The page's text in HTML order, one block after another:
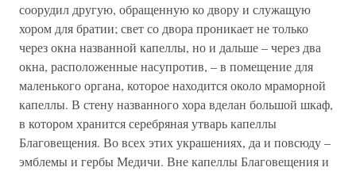
соорудил другую, обращенную ко двору и служащую
хором для братии; свет со двора проникает не только
через окна названной капеллы, но и дальше – через два
окна, расположенные насупротив, – в помещение для
маленького органа, которое находится около мраморной
капеллы. В стену названного хора вделан большой шкаф,
в котором хранится серебряная утварь капеллы
Благовещения. Во всех этих украшениях, да и повсюду –
эмблемы и гербы Медичи. Вне капеллы Благовещения и